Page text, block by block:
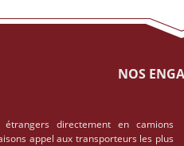
NOS
directement en camions
appel aux transporteurs les plus